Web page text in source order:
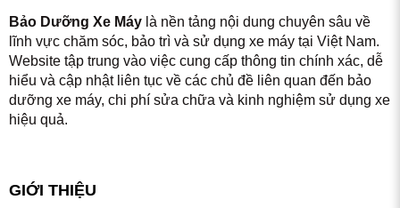
Bảo Dưỡng Xe Máylà nền tảng nội dung chuyên sâu về
lĩnh vực chăm sóc, bảo trì và sử dụng xe máy tại Việt Nam.
Website tập trung vào việc cung cấp thông tin chính xác, dễ
hiểu và cập nhật liên tục về các chủ đề liên quan đến bảo
dưỡng xe máy, chi phí sửa chữa và kinh nghiệm sử dụng xe
hiệu quả.
GIỚI THIỆU